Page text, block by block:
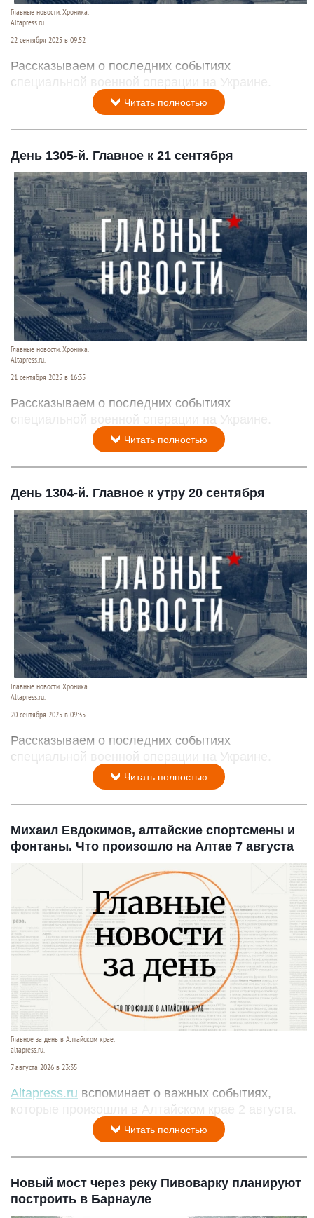
Главные новости. Хроника.
Altapress.ru.
22 сентября 2025 в 09:52
Рассказываем о последних событиях
специальной военной операции на Украине.
Читать полностью
День 1305-й. Главное к 21 сентября
Главные новости. Хроника.
Altapress.ru.
21 сентября 2025 в 16:35
Рассказываем о последних событиях
специальной военной операции на Украине.
Читать полностью
День 1304-й. Главное к утру 20 сентября
Главные новости. Хроника.
Altapress.ru.
20 сентября 2025 в 09:35
Рассказываем о последних событиях
специальной военной операции на Украине.
Читать полностью
Михаил Евдокимов, алтайские спортсмены и
фонтаны. Что произошло на Алтае 7 августа
Главное за день в Алтайском крае.
altapress.ru.
7 августа 2026 в 23:35
Altapress.ru вспоминает о важных событиях,
которые произошли в Алтайском крае 2 августа.
Читать полностью
Новый мост через реку Пивоварку планируют
построить в Барнауле